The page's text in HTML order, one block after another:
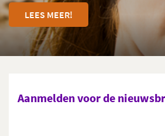
LEES MEER!
Aanmelden voor de